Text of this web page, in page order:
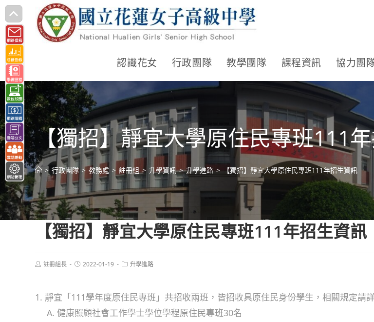
跳
轉
至
主
要
內
容
認識花女 行政團隊 教學團隊 課程資訊 協力團
【獨招】靜宜大學原住民專班111
> 行政團隊 > 教務處 > 註冊組 > 升學資訊 > 升學進路 > 【獨招】靜宜大學原住民專班111年招生資訊
【獨招】靜宜大學原住民專班111年招生資訊
Post註冊組長
Post2022-01-19
Post升學進路
靜宜「111學年度原住民專班」共招收兩班，皆招收具原住民身份學生，相關規定請
健康照顧社會工作學士學位學程原住民專班30名